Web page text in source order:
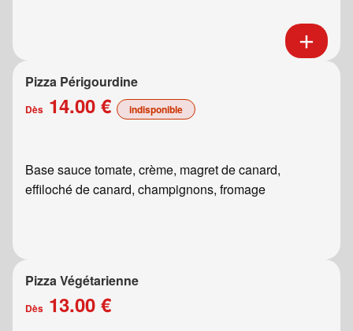
Pizza Périgourdine
Dès 14.00 € indisponible
Base sauce tomate, crème, magret de canard,
effiloché de canard, champignons, fromage
Pizza Végétarienne
Dès 13.00 €